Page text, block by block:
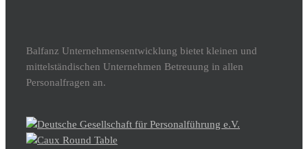
Balfanz Unternehmensentwicklung bietet kleinen und
mittelständischen Unternehmen Betreuung in allen
Personalfragen an.